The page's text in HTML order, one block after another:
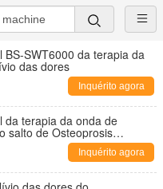
BS-SWT6000 da terapia da
das dores
Inquérito agora
da terapia da onda de
salto de Osteoprosis
Inquérito agora